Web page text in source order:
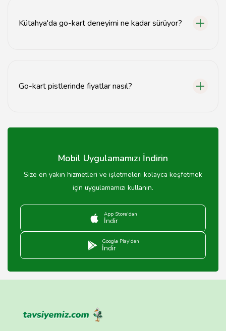
Kütahya'da go-kart deneyimi ne kadar sürüyor?
Go-kart pistlerinde fiyatlar nasıl?
hizmetlere göre değişiklik göstermektedir.
Mobil Uygulamamızı İndirin
Size en yakın hizmetleri ve işletmeleri kolayca keşfetmek
için uygulamamızı kullanın.
App Store'dan
İndir
Google Play'den
İndir